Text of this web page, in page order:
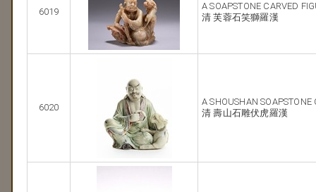
6019
A SOAPSTONE CARVED
清 芙蓉石笑獅羅漢
6020
A SHOUSHAN
清 壽山石雕伏虎羅漢